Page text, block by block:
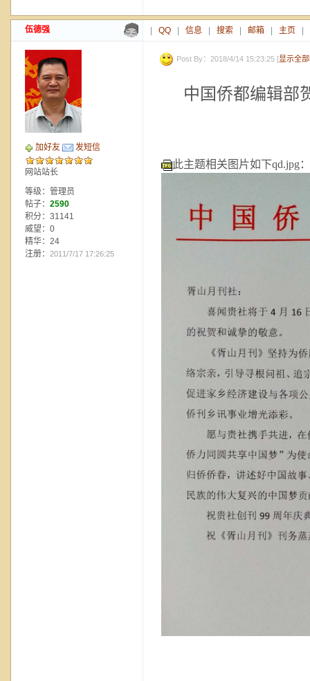
伍德强 QQ 信息 搜索 邮箱 主页
加好友 发短信
网站站长
等级：管理员
帖子： 2590
积分：31141
威望：0
精华：24
注册： 2011/7/17 17:26:25
Post By：2018/4/14 15:23:25 [显示全
中国侨都编辑部
此主题相关图片如下qd.jpg：